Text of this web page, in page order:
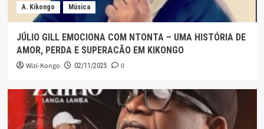
A. Kikongo Música
JÚLIO GILL EMOCIONA COM NTONTA – UMA HISTÓRIA DE
AMOR, PERDA E SUPERACÃO EM KIKONGO
Wizi-Kongo 02/11/2025 0